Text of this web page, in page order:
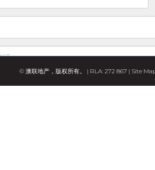
© 澳联地产，版权所有。 | RLA: 272 867 | Site